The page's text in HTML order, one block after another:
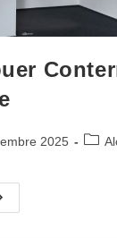
2025